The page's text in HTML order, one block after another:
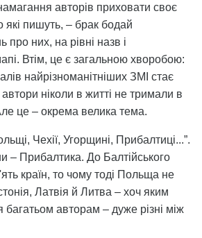
авторів приховати своє
які пишуть, – брак бодай
про них, на рівні назв і
Втім, це є загальною хворобою:
найрізноманітніших ЗМІ стає
ніколи в житті не тримали в
це – окрема велика тема.
Чехії, Угорщині, Прибалтиці...”.
– Прибалтика. До Балтійського
країн, то чому тоді Польща не
Латвія й Литва – хоч яким
багатьом авторам – дуже різні між